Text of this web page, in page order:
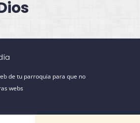
de tu parroquia para que no
webs